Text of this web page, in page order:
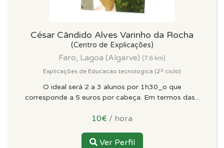
César Cândido Alves Varinho da Rocha
(Centro de Explicações)
Faro, Lagoa (Algarve) (7.6 km)
Explicações de Educacao tecnologica (2º ciclo)
O ideal será 2 a 3 alunos por 1h30_o que
corresponde a 5 euros por cabeça. Em termos das...
10€ / hora
Ver Perfil